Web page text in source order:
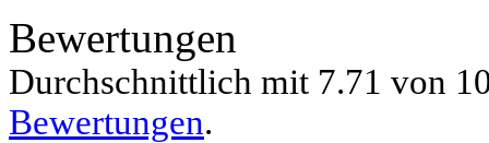
Bewertungen
Durchschnittlich mit 7.71 von
Bewertungen.